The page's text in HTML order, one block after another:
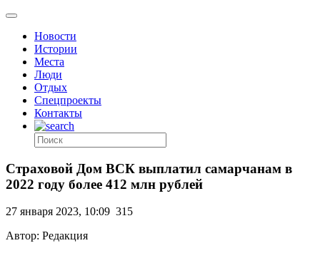
Новости
Истории
Места
Люди
Отдых
Спецпроекты
Контакты
Страховой Дом ВСК выплатил самарчанам в
2022 году более 412 млн рублей
27 января 2023, 10:09 315
Автор: Редакция